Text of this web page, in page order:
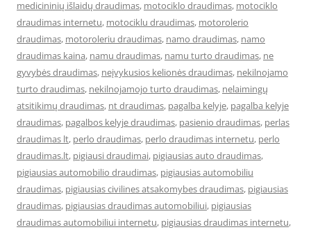
medicininių išlaidų draudimas, motociklo draudimas, motociklo
draudimas internetu, motociklu draudimas, motorolerio
draudimas, motoroleriu draudimas, namo draudimas, namo
draudimas kaina, namu draudimas, namu turto draudimas, ne
gyvybės draudimas, neįvykusios kelionės draudimas, nekilnojamo
turto draudimas, nekilnojamojo turto draudimas, nelaimingų
atsitikimų draudimas, nt draudimas, pagalba kelyje, pagalba kelyje
draudimas, pagalbos kelyje draudimas, pasienio draudimas, perlas
draudimas lt, perlo draudimas, perlo draudimas internetu, perlo
draudimas.lt, pigiausi draudimai, pigiausias auto draudimas,
pigiausias automobilio draudimas, pigiausias automobiliu
draudimas, pigiausias civilines atsakomybes draudimas, pigiausias
draudimas, pigiausias draudimas automobiliui, pigiausias
draudimas automobiliui internetu, pigiausias draudimas internetu,